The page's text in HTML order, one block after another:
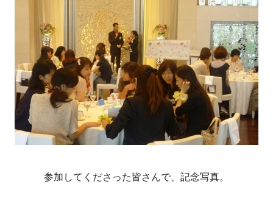
参加してくださった皆さんで、記念写真。